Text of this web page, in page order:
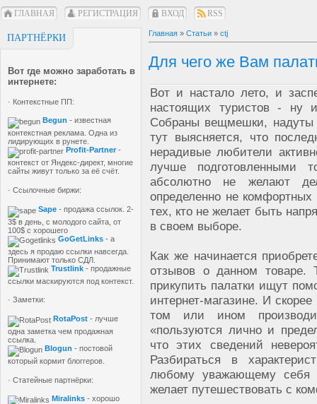
ГЛАВНАЯ РЕГИСТРАЦИЯ ВХОД RSS
ПАРТНЁРКИ
Вот где можно заработать в
интернете:
· Контекстные ПП:
Begun - известная
контекстная реклама. Одна из
лидирующих в рунете.
Profit-Partner-
контекст от Яндекс-директ, многие
сайты живут только за её счёт.
· Ссылочные биржи:
Sape - продажа ссылок. 2-
3$ в день, с молодого сайта, от
100$ с хорошего
GoGetLinks - а
здесь я продаю ссылки навсегда.
Принимают только СДЛ.
Trustlink - продажные
ссылки маскируются под контекст.
· Заметки:
RotaPost - лучше
одна заметка чем продажная
ссылка.
Blogun - постовой
который кормит блоггеров.
· Статейные партнёрки:
Miralinks - хорошо
Главная » Статьи » ctj
Для чего же Вам
Вот и настало лето, и
настоящих туристов - ну
Собраны вещмешки,
тут выясняется, что
нерадивые любители
лучше подготовленными
абсолютно не желают
определенно не комфортных
тех, кто не желает быть
в своем выборе.
Как же начинается
отзывов о данном
прикупить палатки ищут
интернет-магазине. И
том или ином
«пользуются лично и
что этих сведений
Разбираться в
любому уважающему себя
желает путешествовать с